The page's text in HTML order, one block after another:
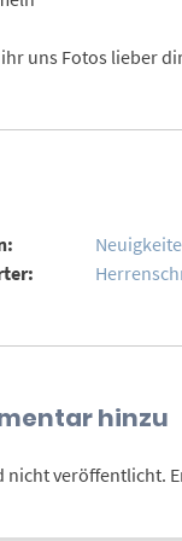
ihr uns Fotos lieber
hinzu
nicht veröffentlicht.